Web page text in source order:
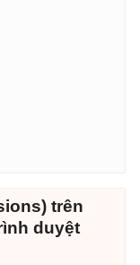
trên
duyệt